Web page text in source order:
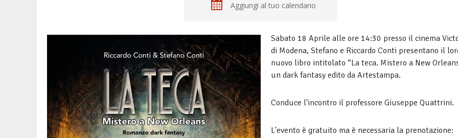
Aggiungi al tuo calendario
Sabato 18 Aprile alle ore 14:30 presso il cinema
di Modena, Stefano e Riccardo Conti presentano il
nuovo libro intitolato “La teca. Mistero a New
un dark fantasy edito da Artestampa.
Conduce l'incontro il professore Giuseppe Quattrini.
L'evento è gratuito ma è necessaria la prenotazione: